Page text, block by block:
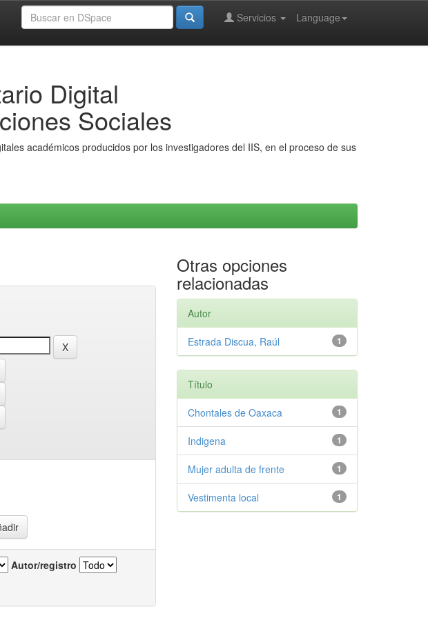
Language
Servicios
Digital
Sociales
académicos producidos por los investigadores del IIS, en el proceso de sus
Autor/registro
Otras opciones
relacionadas
Autor
1
Estrada Discua, Raúl
Título
1
Chontales de Oaxaca
1
Indigena
1
Mujer adulta de frente
1
Vestimenta local